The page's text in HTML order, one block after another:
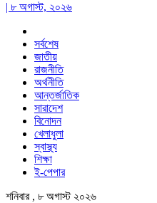
| ৮ অগাস্ট, ২০২৬
সর্বশেষ
জাতীয়
রাজনীতি
অর্থনীতি
আন্তর্জাতিক
সারাদেশ
বিনোদন
খেলাধুলা
স্বাস্থ্য
শিক্ষা
ই-পেপার
শনিবার , ৮ অগাস্ট ২০২৬